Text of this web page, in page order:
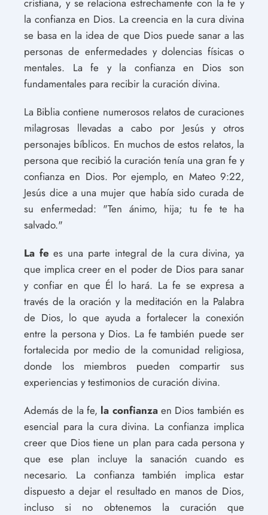
cristiana, y se relaciona estrechamente con la fe y
la confianza en Dios. La creencia en la cura divina
se basa en la idea de que Dios puede sanar a las
personas de enfermedades y dolencias físicas o
mentales. La fe y la confianza en Dios son
fundamentales para recibir la curación divina.
La Biblia contiene numerosos relatos de curaciones
milagrosas llevadas a cabo por Jesús y otros
personajes bíblicos. En muchos de estos relatos, la
persona que recibió la curación tenía una gran fe y
confianza en Dios. Por ejemplo, en Mateo 9:22,
Jesús dice a una mujer que había sido curada de
su enfermedad: "Ten ánimo, hija; tu fe te ha
salvado."
La fe es una parte integral de la cura divina, ya
que implica creer en el poder de Dios para sanar
y confiar en que Él lo hará. La fe se expresa a
través de la oración y la meditación en la Palabra
de Dios, lo que ayuda a fortalecer la conexión
entre la persona y Dios. La fe también puede ser
fortalecida por medio de la comunidad religiosa,
donde los miembros pueden compartir sus
experiencias y testimonios de curación divina.
Además de la fe, la confianzaen Dios también es
esencial para la cura divina. La confianza implica
creer que Dios tiene un plan para cada persona y
que ese plan incluye la sanación cuando es
necesario. La confianza también implica estar
dispuesto a dejar el resultado en manos de Dios,
incluso si no obtenemos la curación que